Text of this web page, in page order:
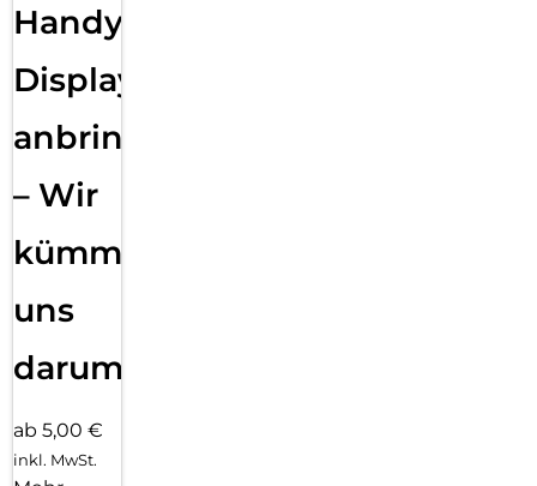
Handy
Displayfolie
anbringen
– Wir
kümmern
uns
darum!
ab 5,00 €
inkl. MwSt.